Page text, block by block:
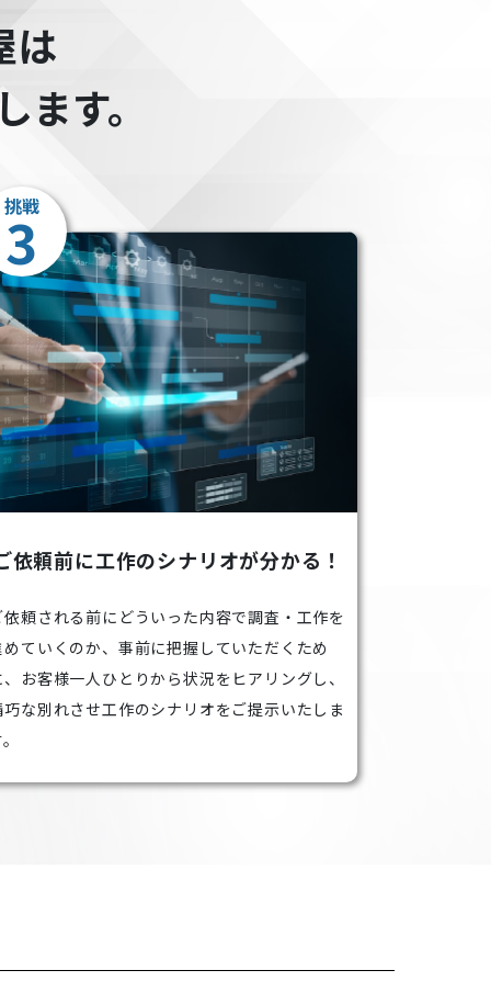
は
す。
挑戦
3
依頼前に工作のシナリオが分かる！
依頼される前にどういった内容で調査・工作を
めていくのか、事前に把握していただくため
、お客様一人ひとりから状況をヒアリングし、
巧な別れさせ工作のシナリオをご提示いたしま